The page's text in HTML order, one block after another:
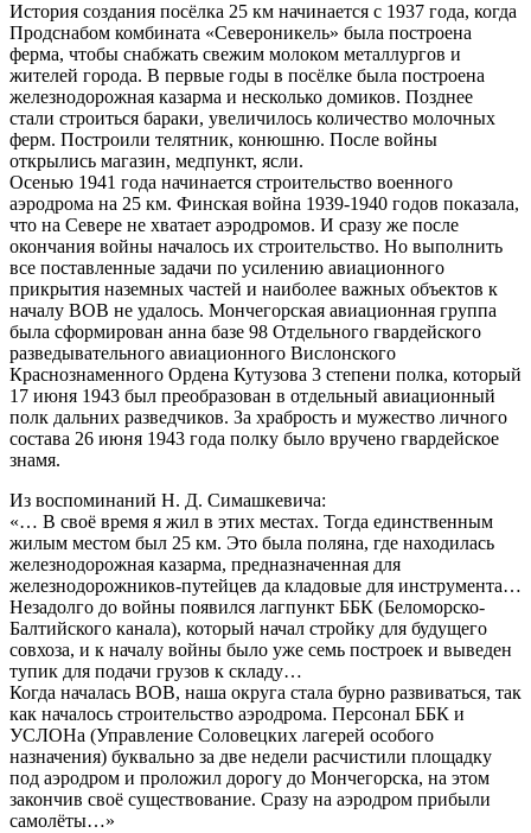
История создания посёлка 25 км начинается с 1937 года, когда
Продснабом комбината «Североникель» была построена
ферма, чтобы снабжать свежим молоком металлургов и
жителей города. В первые годы в посёлке была построена
железнодорожная казарма и несколько домиков. Позднее
стали строиться бараки, увеличилось количество молочных
ферм. Построили телятник, конюшню. После войны
открылись магазин, медпункт, ясли.
Осенью 1941 года начинается строительство военного
аэродрома на 25 км. Финская война 1939-1940 годов показала,
что на Севере не хватает аэродромов. И сразу же после
окончания войны началось их строительство. Но выполнить
все поставленные задачи по усилению авиационного
прикрытия наземных частей и наиболее важных объектов к
началу ВОВ не удалось. Мончегорская авиационная группа
была сформирован анна базе 98 Отдельного гвардейского
разведывательного авиационного Вислонского
Краснознаменного Ордена Кутузова 3 степени полка, который
17 июня 1943 был преобразован в отдельный авиационный
полк дальних разведчиков. За храбрость и мужество личного
состава 26 июня 1943 года полку было вручено гвардейское
знамя.
Из воспоминаний Н. Д. Симашкевича:
«… В своё время я жил в этих местах. Тогда единственным
жилым местом был 25 км. Это была поляна, где находилась
железнодорожная казарма, предназначенная для
железнодорожников-путейцев да кладовые для инструмента…
Незадолго до войны появился лагпункт ББК (Беломорско-
Балтийского канала), который начал стройку для будущего
совхоза, и к началу войны было уже семь построек и выведен
тупик для подачи грузов к складу…
Когда началась ВОВ, наша округа стала бурно развиваться, так
как началось строительство аэродрома. Персонал ББК и
УСЛОНа (Управление Соловецких лагерей особого
назначения) буквально за две недели расчистили площадку
под аэродром и проложил дорогу до Мончегорска, на этом
закончив своё существование. Сразу на аэродром прибыли
самолёты…»